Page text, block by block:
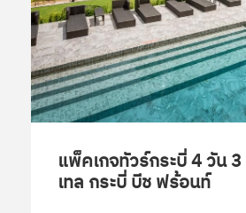
แพ็คเกจทัวร์กระบี่ 4 วัน
เทล กระบี่ บีช ฟร้อนท์